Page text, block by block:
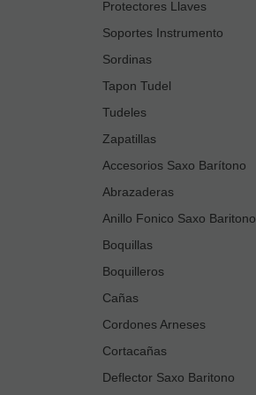
Protectores Llaves
Soportes Instrumento
Sordinas
Tapon Tudel
Tudeles
Zapatillas
Accesorios Saxo Barítono
Abrazaderas
Anillo Fonico Saxo Baritono
Boquillas
Boquilleros
Cañas
Cordones Arneses
Cortacañas
Deflector Saxo Baritono